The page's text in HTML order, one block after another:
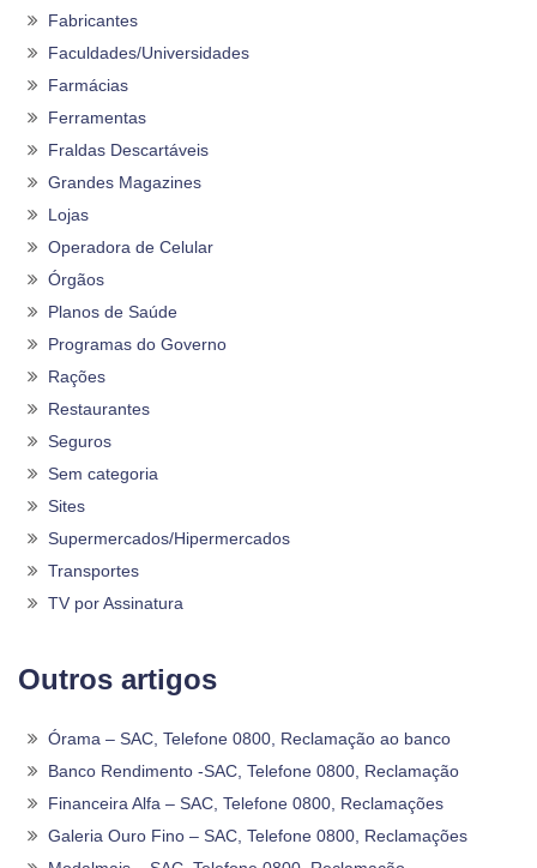
Fabricantes
Faculdades/Universidades
Farmácias
Ferramentas
Fraldas Descartáveis
Grandes Magazines
Lojas
Operadora de Celular
Órgãos
Planos de Saúde
Programas do Governo
Rações
Restaurantes
Seguros
Sem categoria
Sites
Supermercados/Hipermercados
Transportes
TV por Assinatura
Outros artigos
Órama – SAC, Telefone 0800, Reclamação ao banco
Banco Rendimento -SAC, Telefone 0800, Reclamação
Financeira Alfa – SAC, Telefone 0800, Reclamações
Galeria Ouro Fino – SAC, Telefone 0800, Reclamações